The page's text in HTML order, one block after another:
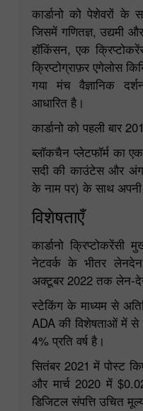
कार्डानो को पेशेवरों के
जिसमें गणितज्ञ, उद्यमी
हॉकिंसन, एक
क्रिप्टोग्राफ़र एगेलोस
गया मंच वैज्ञानिक
आधारित है।
कार्डानो को पहली बार
ब्लॉकचैन प्लेटफॉर्म का
सदी की काउंटेस और
के नाम पर) के साथ
विशेषताएँ
कार्डानो
नेटवर्क के भीतर
अक्टूबर 2022 तक लेन-
स्टेकिंग के माध्यम से
ADA की विशेषताओं में
4% प्रति वर्ष है।
सितंबर 2021 में पोस्ट
और मार्च 2020 में
डिजिटल संपत्ति उचित